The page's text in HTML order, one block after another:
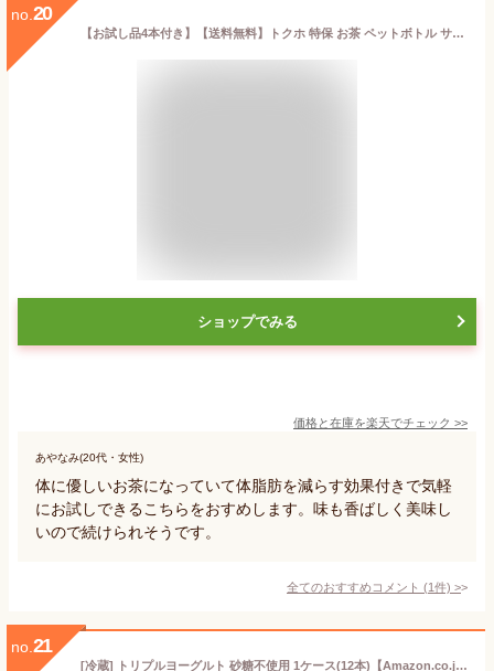
no. 20
【お試し品4本付き】【送料無料】トクホ 特保 お茶 ペットボトル サントリー 特茶 伊右衛門 500ml×1ケース/20本+お試し品4本 計24本《004》『IAS』
ショップでみる
価格と在庫を楽天でチェック >>
あやなみ(20代・女性)
体に優しいお茶になっていて体脂肪を減らす効果付きで気軽
にお試しできるこちらをおすめします。味も香ばしく美味し
いので続けられそうです。
全てのおすすめコメント (1件) >
no. 21
[冷蔵] トリプルヨーグルト 砂糖不使用 1ケース(12本)【Amazon.co.jp限定】| 森永乳業 ドリンク ヨーグルト 機能性表示食品 糖や脂肪の吸収を抑える 血圧 血糖値 中性脂肪 難消化性デキストリン カゼイン ペプチド ※チルド商品・発送時賞味期限7日以上